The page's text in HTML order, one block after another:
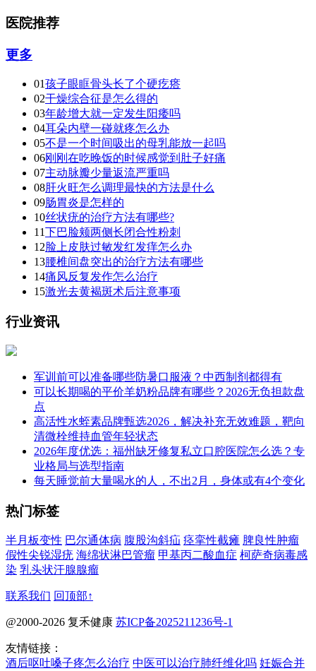
医院推荐
更多
01孩子眼眶骨头长了个硬疙瘩
02干燥综合征是怎么得的
03年龄增大就一定发生阳痿吗
04耳朵内壁一碰就疼怎么办
05不是一个时间吸出的母乳能放一起吗
06刚刚在吃晚饭的时候感觉到肚子好痛
07主动脉瓣少量返流严重吗
08肝火旺怎么调理最快的方法是什么
09肠胃炎是怎样的
10丝状疣的治疗方法有哪些?
11下巴脸颊两侧长闭合性粉刺
12脸上皮肤过敏发红发痒怎么办
13腰椎间盘突出的治疗方法有哪些
14痛风反复发作怎么治疗
15激光去黄褐斑术后注意事项
行业资讯
军训前可以准备哪些防暑口服液？中西制剂都得有
可以长期喝的平价羊奶粉品牌有哪些？2026无负担款盘
点
高活性水蛭素品牌甄选2026，解决补充无效难题，靶向
清微栓维持血管年轻状态
2026年度优选：福州缺牙修复私立口腔医院怎么选？专
业格局与选型指南
每天睡觉前大量喝水的人，不出2月，身体或有4个变化
热门标签
半月板变性 巴尔通体病 腹股沟斜疝 痉挛性截瘫 脾良性肿瘤
假性尖锐湿疣 海绵状淋巴管瘤 甲基丙二酸血症 柯萨奇病毒感
染 乳头状汗腺腺瘤
联系我们 回顶部↑
@2000-2026 复禾健康 苏ICP备2025211236号-1
友情链接：
酒后呕吐嗓子疼怎么治疗 中医可以治疗肺纤维化吗 妊娠合并